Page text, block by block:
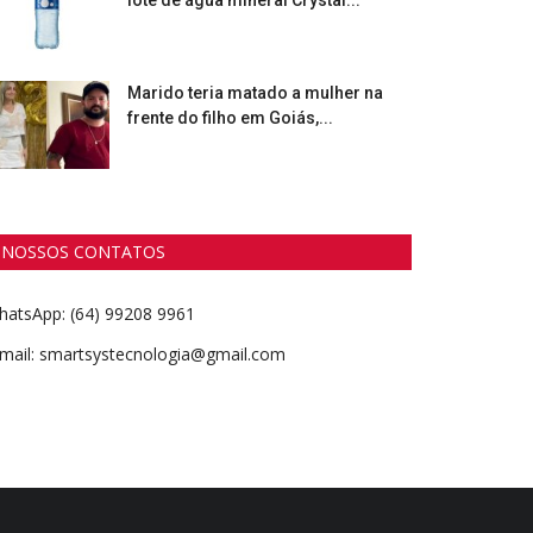
Marido teria matado a mulher na
frente do filho em Goiás,...
NOSSOS CONTATOS
(64) 99208 9961
smartsystecnologia@gmail.com